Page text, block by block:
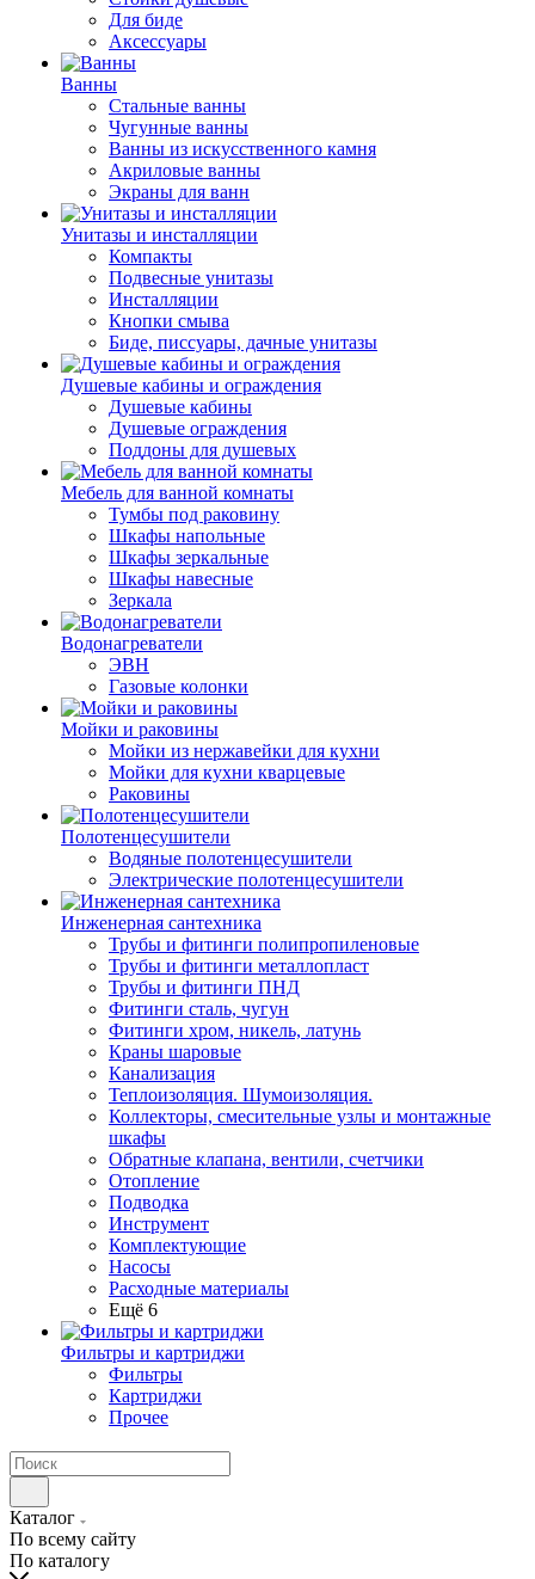
Для биде
Аксессуары
Ванны
Стальные ванны
Чугунные ванны
Ванны из искусственного камня
Акриловые ванны
Экраны для ванн
Унитазы и инсталляции
Компакты
Подвесные унитазы
Инсталляции
Кнопки смыва
Биде, писсуары, дачные унитазы
Душевые кабины и ограждения
Душевые кабины
Душевые ограждения
Поддоны для душевых
Мебель для ванной комнаты
Тумбы под раковину
Шкафы напольные
Шкафы зеркальные
Шкафы навесные
Зеркала
Водонагреватели
ЭВН
Газовые колонки
Мойки и раковины
Мойки из нержавейки для кухни
Мойки для кухни кварцевые
Раковины
Полотенцесушители
Водяные полотенцесушители
Электрические полотенцесушители
Инженерная сантехника
Трубы и фитинги полипропиленовые
Трубы и фитинги металлопласт
Трубы и фитинги ПНД
Фитинги сталь, чугун
Фитинги хром, никель, латунь
Краны шаровые
Канализация
Теплоизоляция. Шумоизоляция.
Коллекторы, смесительные узлы и монтажные
шкафы
Обратные клапана, вентили, счетчики
Отопление
Подводка
Инструмент
Комплектующие
Насосы
Расходные материалы
Ещё 6
Фильтры и картриджи
Фильтры
Картриджи
Прочее
Каталог
По всему сайту
По каталогу